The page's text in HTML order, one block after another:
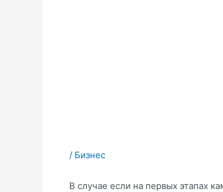
/ Бизнес
В случае если на первых этапах